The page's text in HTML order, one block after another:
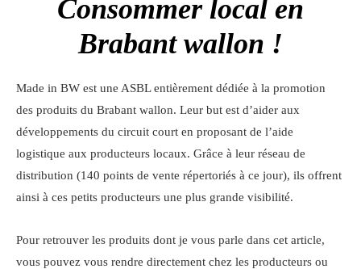
Consommer local en
Brabant wallon !
Made in BW est une ASBL entièrement dédiée à la promotion
des produits du Brabant wallon. Leur but est d’aider aux
développements du circuit court en proposant de l’aide
logistique aux producteurs locaux. Grâce à leur réseau de
distribution (140 points de vente répertoriés à ce jour), ils offrent
ainsi à ces petits producteurs une plus grande visibilité.
Pour retrouver les produits dont je vous parle dans cet article,
vous pouvez vous rendre directement chez les producteurs ou